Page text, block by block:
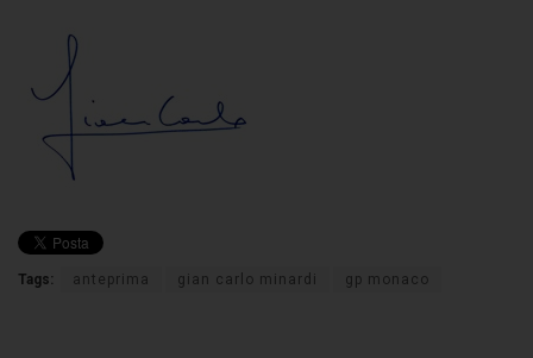
Tags: anteprima gian carlo minardi gp monaco